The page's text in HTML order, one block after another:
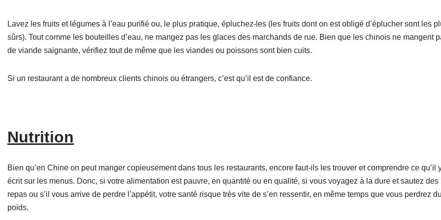
Lavez les fruits et légumes à l’eau purifié ou, le plus pratique, épluchez-les (les fruits dont on est obligé d’éplucher sont les
sûrs). Tout comme les bouteilles d’eau, ne mangez pas les glaces des marchands de rue. Bien que les chinois ne mangent
de viande saignante, vérifiez tout de même que les viandes ou poissons sont bien cuits.
Si un restaurant a de nombreux clients chinois ou étrangers, c’est qu’il est de confiance.
Nutrition
Bien qu’en Chine on peut manger copieusement dans tous les restaurants, encore faut-ils les trouver et comprendre ce qu’il
écrit sur les menus. Donc, si votre alimentation est pauvre, en quantité ou en qualité, si vous voyagez à la dure et sautez des
repas ou s’il vous arrive de perdre l’appétit, votre santé risque très vite de s’en ressentir, en même temps que vous perdrez du
poids.